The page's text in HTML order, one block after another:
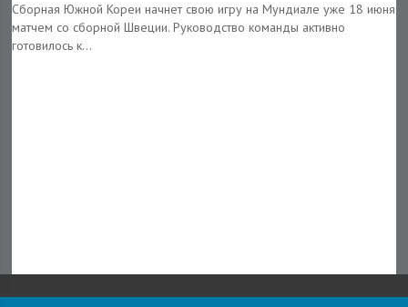
Сборная Южной Кореи начнет свою игру на Мундиале уже 18 июня
матчем со сборной Швеции. Руководство команды активно
готовилось к...